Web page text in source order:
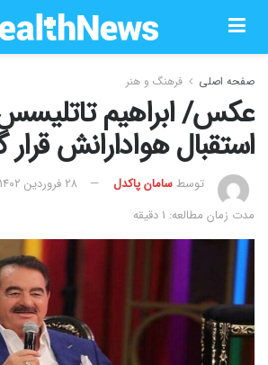
صفحه اصلی فرهنگ و هنر
عکس/ ابراهیم
استقبال هوادارانش
توسطسامان پاکدل
۲۸ فروردین ۱۴۰۲
مدت زمان مطالعه: 1 دقیقه